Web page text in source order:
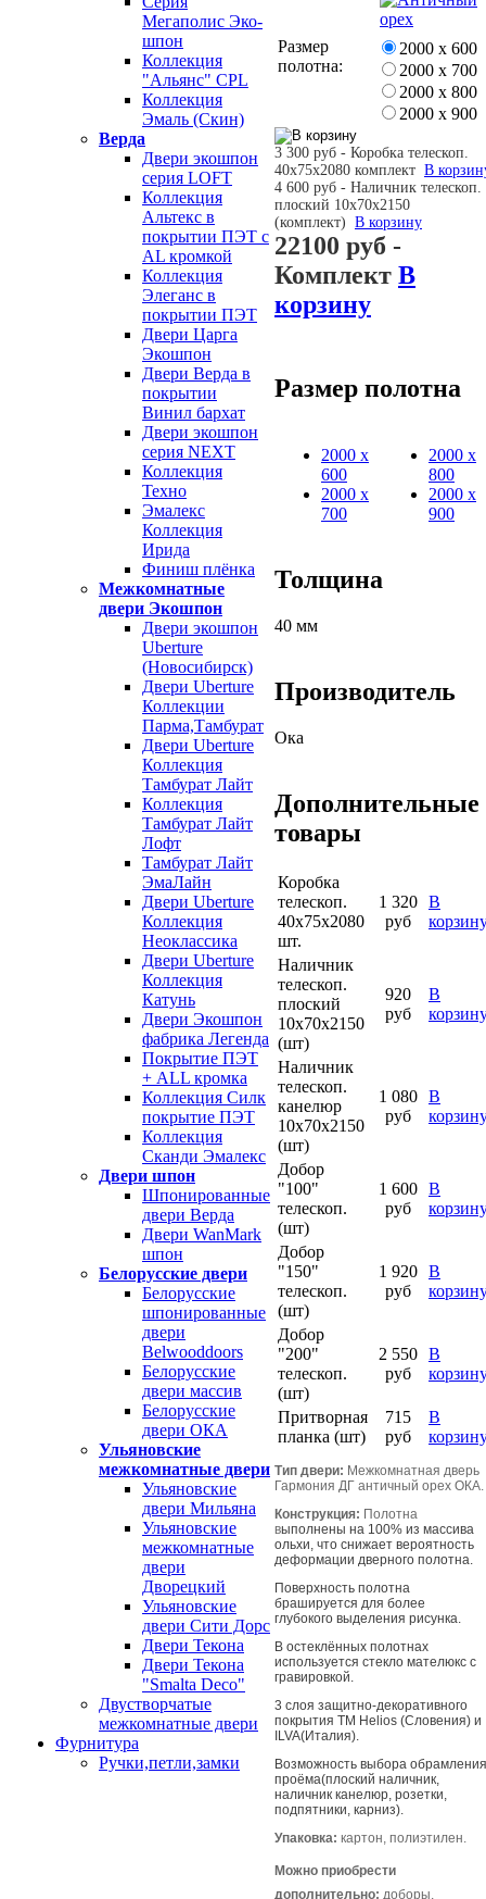
Мегаполис Эко-
шпон
Коллекция
"Альянс" CPL
Коллекция
Эмаль (Скин)
Верда
Двери экошпон
серия LOFT
Коллекция
Альтекс в
покрытии ПЭТ с
AL кромкой
Коллекция
Элеганс в
покрытии ПЭТ
Двери Царга
Экошпон
Двери Верда в
покрытии
Винил бархат
Двери экошпон
серия NEXT
Коллекция
Техно
Эмалекс
Коллекция
Ирида
Финиш плёнка
Межкомнатные
двери Экошпон
Двери экошпон
Uberture
(Новосибирск)
Двери Uberture
Коллекции
Парма,Тамбурат
Двери Uberture
Коллекция
Тамбурат Лайт
Коллекция
Тамбурат Лайт
Лофт
Тамбурат Лайт
ЭмаЛайн
Двери Uberture
Коллекция
Неоклассика
Двери Uberture
Коллекция
Катунь
Двери Экошпон
фабрика Легенда
Покрытие ПЭТ
+ ALL кромка
Коллекция Силк
покрытие ПЭТ
Коллекция
Сканди Эмалекс
Двери шпон
Шпонированные
двери Верда
Двери WanMark
шпон
Белорусские двери
Белорусские
шпонированные
двери
Belwooddoors
Белорусские
двери массив
Белорусские
двери ОКА
Ульяновские
межкомнатные двери
Ульяновские
двери Мильяна
Ульяновские
межкомнатные
двери
Дворецкий
Ульяновские
двери Сити Дорс
Двери Текона
Двери Текона
"Smalta Deco"
Двустворчатые
межкомнатные двери
Фурнитура
Ручки,петли,замки
Размер
полотна:
2000 х 600
2000 х 700
2000 х 800
2000 х 900
3 300 руб - Коробка телескоп.
40х75х2080 комплект В
4 600 руб - Наличник телескоп.
плоский 10х70х2150
(комплект) В корзину
22100 руб -
Комплект В
корзину
Размер полотна
2000 х
600
2000 х
700
2000 х
800
2000 х
900
Толщина
40 мм
Производитель
Ока
Дополнительные
товары
Коробка
телескоп.
40х75х2080
шт.
1 320
руб
В
Наличник
телескоп.
плоский
10х70х2150
(шт)
920
руб
В
Наличник
телескоп.
канелюр
10х70х2150
(шт)
1 080
руб
В
Добор
"100"
телескоп.
(шт)
1 600
руб
В
Добор
"150"
телескоп.
(шт)
1 920
руб
В
Добор
"200"
телескоп.
(шт)
2 550
руб
В
Притворная
планка (шт)
715
руб
В
Тип двери: Межкомнатная дверь
Гармония ДГ античный орех ОКА.
Конструкция: Полотна
выполнены на 100% из массива
ольхи, что снижает вероятность
деформации дверного полотна.
Поверхность полотна
брашируется для более
глубокого выделения рисунка.
В остеклённых полотнах
используется стекло мателюкс с
гравировкой.
3 слоя защитно-декоративного
покрытия ТМ Helios (Словения) и
ILVA(Италия).
Возможность выбора обрамления
проёма(плоский наличник,
наличник канелюр, розетки,
подпятники, карниз).
Упаковка: картон, полиэтилен.
Можно приобрести
дополнительно: доборы,